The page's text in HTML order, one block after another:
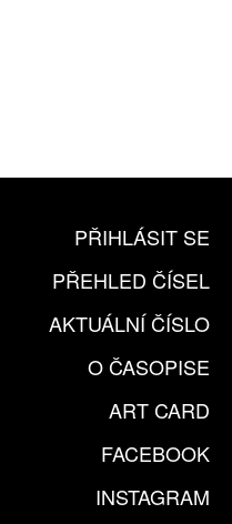
PŘIHLÁSIT SE
PŘEHLED ČÍSEL
AKTUÁLNÍ ČÍSLO
O ČASOPISE
ART CARD
FACEBOOK
INSTAGRAM